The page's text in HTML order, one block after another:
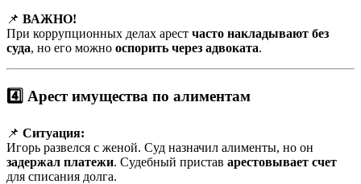
📌 ВАЖНО!
При коррупционных делах арест часто накладывают без
суда, но его можно оспорить через адвоката.
4️⃣ Арест имущества по алиментам
📌 Ситуация:
Игорь развелся с женой. Суд назначил алименты, но он
задержал платежи. Судебный пристав арестовывает счет
для списания долга.